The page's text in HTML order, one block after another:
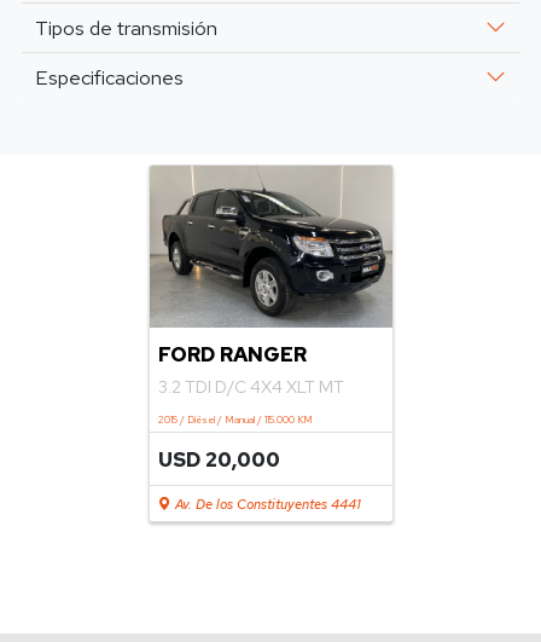
Tipos de transmisión
Especificaciones
FORD RANGER
3.2 TDI D/C 4X4 XLT MT
2015 / Diésel / Manual / 115.000 KM
USD 20,000
Av. De los Constituyentes 4441